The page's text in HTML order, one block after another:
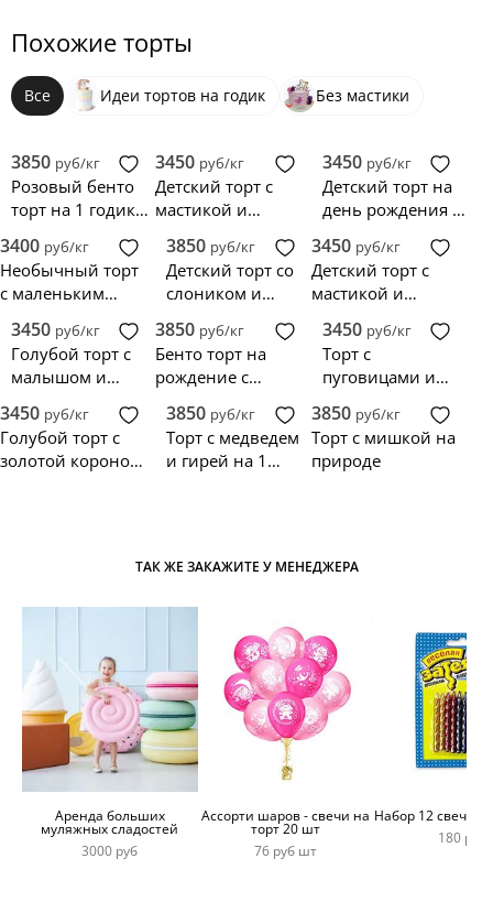
Похожие торты
Все Идеи тортов на годик Без мастики
3850 руб/кг
Розовый бенто
торт на 1 годик
3450 руб/кг
Детский торт с
мастикой и
3450 руб/кг
Детский торт на
день рождения 1
3400 руб/кг
Необычный торт
с маленьким
3850 руб/кг
Детский торт со
слоником и
3450 руб/кг
Детский торт с
мастикой и
жителями
3450 руб/кг
Голубой торт с
малышом и
3850 руб/кг
Бенто торт на
рождение с
3450 руб/кг
Торт с
пуговицами и
3450 руб/кг
Голубой торт с
золотой короной
3850 руб/кг
Торт с медведем
и гирей на 1
3850 руб/кг
Торт с мишкой на
природе
ТАК ЖЕ ЗАКАЖИТЕ У МЕНЕДЖЕРА
Аренда больших
муляжных сладостей
3000 руб
Ассорти шаров - свечи на
торт 20 шт
76 руб шт
Набор 12 свечей
180 руб